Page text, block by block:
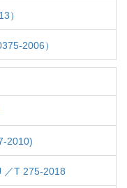
）
2006）
2010)
／T 275-2018